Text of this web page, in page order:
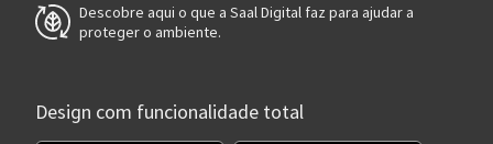
Descobre aqui o que a Saal Digital faz para ajudar a
proteger o ambiente.
Design com funcionalidade total